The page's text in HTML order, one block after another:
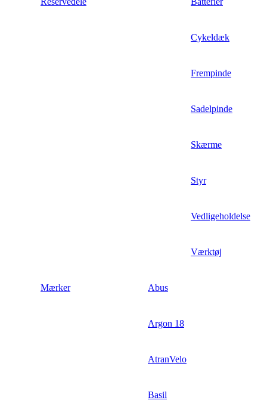
Cykeldæk
Frempinde
Sadelpinde
Skærme
Styr
Vedligeholdelse
Værktøj
Mærker Abus
Argon 18
AtranVelo
Basil